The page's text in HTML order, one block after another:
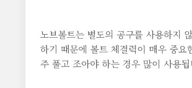
노브볼트는 별도의 공구를 사용하지
하기 때문에 볼트 체결력이 매우 중
주 풀고 조아야 하는 경우 많이 사용됩